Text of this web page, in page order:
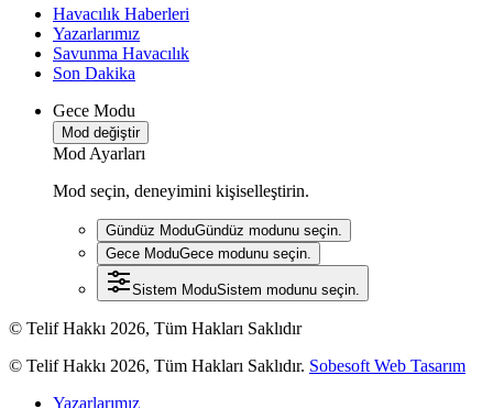
Havacılık Haberleri
Yazarlarımız
Savunma Havacılık
Son Dakika
Gece Modu
Mod değiştir
Mod Ayarları
Mod seçin, deneyimini kişiselleştirin.
Gündüz ModuGündüz modunu seçin.
Gece ModuGece modunu seçin.
Sistem ModuSistem modunu seçin.
© Telif Hakkı 2026, Tüm Hakları Saklıdır
© Telif Hakkı 2026, Tüm Hakları Saklıdır. Sobesoft Web Tasarım
Yazarlarımız